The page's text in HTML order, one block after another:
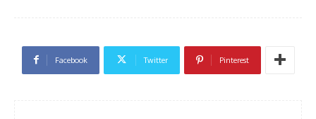
Facebook Twitter Pinterest